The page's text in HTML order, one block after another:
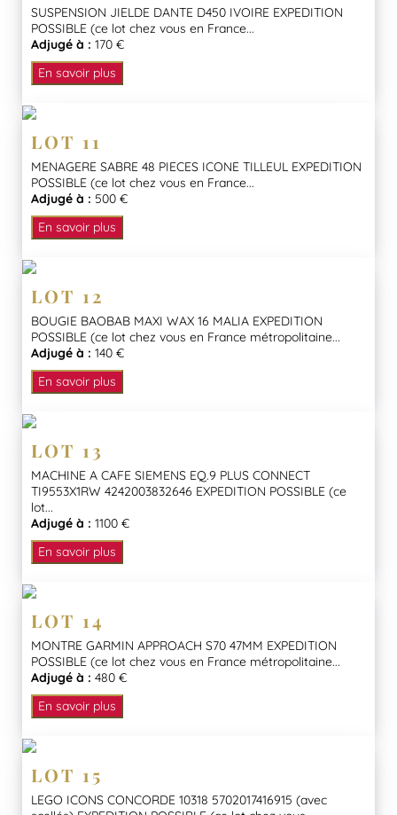
SUSPENSION JIELDE DANTE D450 IVOIRE EXPEDITION
POSSIBLE (ce lot chez vous en France...
Adjugé à : 170 €
En savoir plus
LOT 11
MENAGERE SABRE 48 PIECES ICONE TILLEUL EXPEDITION
POSSIBLE (ce lot chez vous en France...
Adjugé à : 500 €
En savoir plus
LOT 12
BOUGIE BAOBAB MAXI WAX 16 MALIA EXPEDITION
POSSIBLE (ce lot chez vous en France métropolitaine...
Adjugé à : 140 €
En savoir plus
LOT 13
MACHINE A CAFE SIEMENS EQ.9 PLUS CONNECT
TI9553X1RW 4242003832646 EXPEDITION POSSIBLE (ce
lot...
Adjugé à : 1100 €
En savoir plus
LOT 14
MONTRE GARMIN APPROACH S70 47MM EXPEDITION
POSSIBLE (ce lot chez vous en France métropolitaine...
Adjugé à : 480 €
En savoir plus
LOT 15
LEGO ICONS CONCORDE 10318 5702017416915 (avec